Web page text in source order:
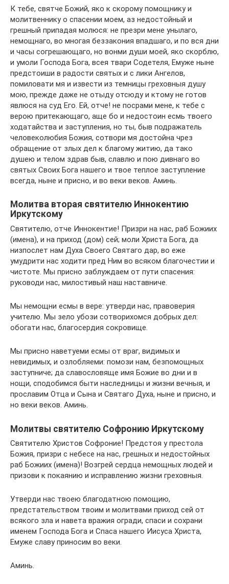
К тебе, святче Божий, яко к скорому помощнику и
молитвеннику о спасении моем, аз недостойный и
грешный припадая молюся: не презри мене унылаго,
немощнаго, во многая беззакония впадшаго, и по вся дни
и часы согрешающаго, но вонми души моей, яко скорблю,
и умоли Господа Бога, всея твари Содетеля, Емуже ныне
предстоиши в радости святых и с лики Ангелов,
помиловати мя и извести из темницы греховныя душу
мою, прежде даже не отыду отсюду и ктому не готов
явлюся на суд Его. Ей, отче! не посрами мене, к тебе с
верою притекающаго, аще бо и недостоин есмь твоего
ходатайства и заступления, но ты, быв подражатель
человеколюбия Божия, сотвори мя достойна чрез
обращение от злых дел к благому житию, да тако
душею и телом здрав быв, славлю и пою дивнаго во
святых Своих Бога нашего и твое теплое заступление
всегда, ныне и присно, и во веки веков. Аминь.
Молитва вторая святителю Иннокентию
Иркутскому
Святителю, отче Иннокентие! Призри на нас, раб Божиих
(имена), и на приход (дом) сей; моли Христа Бога, да
низпослет нам Духа Своего Святаго дар, во еже
умудрити нас ходити пред Ним во всяком благочестии и
чистоте. Мы присно заблуждаем от пути спасения:
руководи нас, милостивый наш наставниче.
Мы немощни есмы в вере: утверди нас, правоверия
учителю. Мы зело убози сотворихомся добрых дел:
обогати нас, благосердия сокровище.
Мы присно наветуеми есмы от враг, видимых и
невидимых, и озлобляеми: помози нам, безпомощных
заступниче; да славословяще имя Божие во дни и в
нощи, сподобимся быти наследницы и жизни вечныя, и
прославим Отца и Сына и Святаго Духа, ныне и присно, и
но веки веков. Аминь.
Молитвы святителю Софронию Иркутскому
Святителю Христов Софроние! Предстоя у престола
Божия, призри с небесе на нас, грешных и недостойных
раб Божиих (имена)! Возгрей сердца немощных людей и
призови к покаянию и исправлению жизни греховныя.
Утверди нас твоею благодатною помощию,
предстательством твоим и молитвами приход сей от
всякого зла и навета вражия огради, спаси и сохрани
именем Господа Бога и Спаса нашего Иисуса Христа,
Емуже славу приносим во веки.
Аминь.